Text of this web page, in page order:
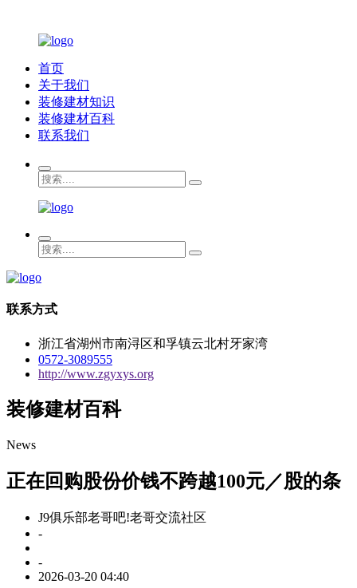
首页
关于我们
装修建材知识
装修建材百科
联系我们
联系方式
浙江省湖州市南浔区和孚镇云北村牙家湾
0572-3089555
http://www.zgyxys.org
装修建材百科
News
正在回购股份价钱不跨越100元／股的条
J9俱乐部老哥吧!老哥交流社区
-
-
2026-03-20 04:40